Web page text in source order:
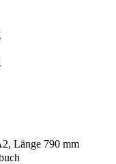
Länge 790 mm